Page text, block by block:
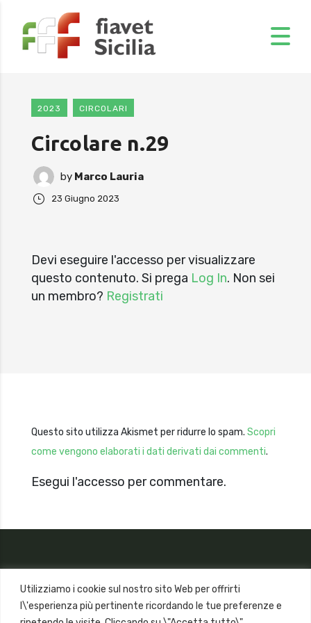
Utilizziamo i cookie sul nostro sito Web per offrirti
l\'esperienza più pertinente ricordando le tue preferenze e
2023 CIRCOLARI
Circolare n.29
by Marco Lauria
23 Giugno 2023
Devi eseguire l'accesso per visualizzare
questo contenuto. Si prega Log In. Non sei
un membro? Registrati
Esegui l'accesso per commentare.
Questo sito utilizza Akismet per ridurre lo spam. Scopri
come vengono elaborati i dati derivati dai commenti.